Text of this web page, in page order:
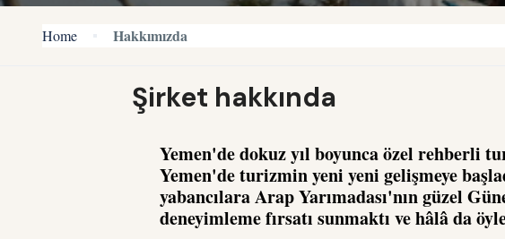
Home Hakkımızda
Şirket hakkında
Yemen'de dokuz yıl boyunca özel rehberli
Yemen'de turizmin yeni yeni gelişmeye
yabancılara Arap Yarımadası'nın güzel
deneyimleme fırsatı sunmaktı ve hâlâ da